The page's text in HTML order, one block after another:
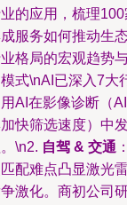
的应用，梳理
服务如何推动生
格局的宏观趋势
式\nAI已深入7大
AI在影像诊断（
快筛选速度）中
\n2. 自驾 & 交通
配难点凸显激光
激化。商初公司